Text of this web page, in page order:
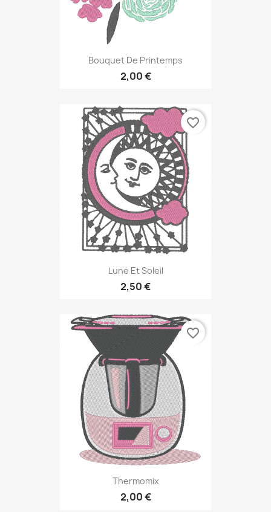
Bouquet De Printemps
2,00 €
Lune Et Soleil
2,50 €
favorite_border
Thermomix
2,00 €
favorite_border